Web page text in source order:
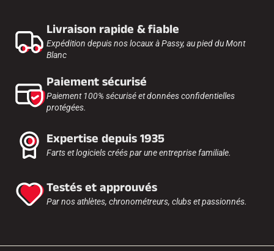
Livraison rapide & fiable
Expédition depuis nos locaux à Passy, au pied du Mont
Blanc
Paiement sécurisé
Paiement 100% sécurisé et données confidentielles
protégées.
Expertise depuis 1935
Farts et logiciels créés par une entreprise familiale.
Testés et approuvés
Par nos athlètes, chronométreurs, clubs et passionnés.